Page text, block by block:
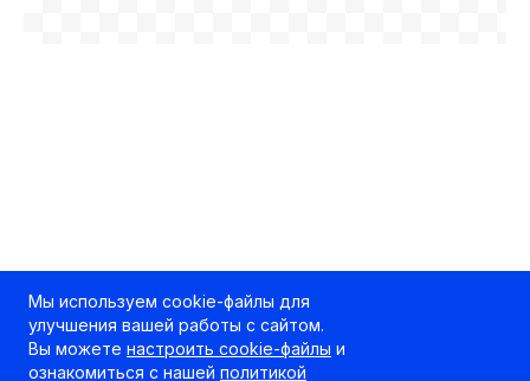
Мы используем cookie-файлы для
улучшения вашей работы с сайтом.
Вы можете настроить cookie-файлы и
ознакомиться с нашей политикой